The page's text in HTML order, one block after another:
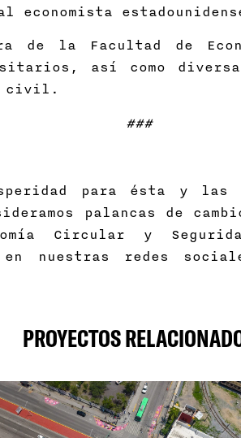
la Facultad de
así como
civil.
###
para ésta y
palancas de
Circular y
en nuestras redes
PROYECTOS